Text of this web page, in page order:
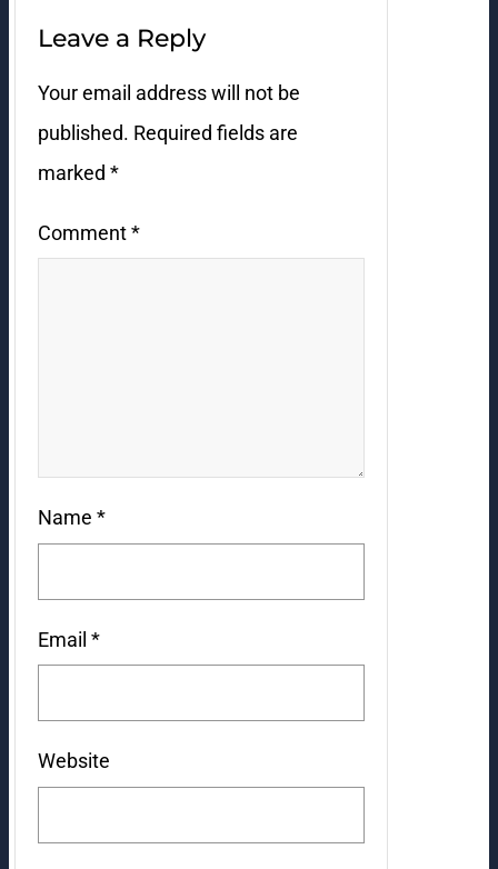
Leave a Reply
Your email address will not be
published. Required fields are
marked *
Comment*
Name *
Email *
Website